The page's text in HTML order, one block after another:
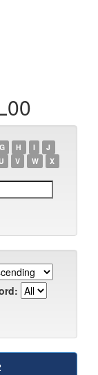
G H I
J
U V W
X